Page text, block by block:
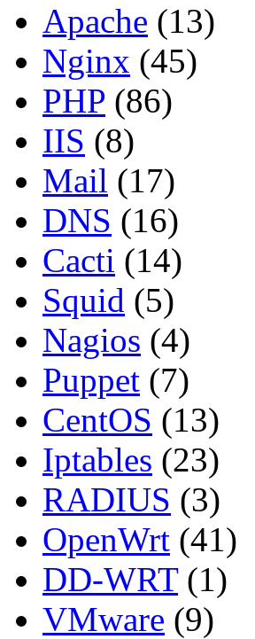
Apache (13)
Nginx (45)
PHP (86)
IIS (8)
Mail (17)
DNS (16)
Cacti (14)
Squid (5)
Nagios (4)
Puppet (7)
CentOS (13)
Iptables (23)
RADIUS (3)
OpenWrt (41)
DD-WRT(1)
VMware (9)